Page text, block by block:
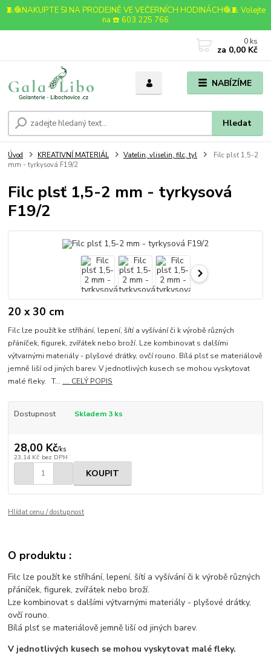
🧵🧶NAKUPTE SI NA PRODEJNĚ VE VEČERNÍCH HODINÁCH🧶🧵 Volejte
na ☎️ 603 225 766
NABÍZÍME
Hledat
0 ks
za 0,00 Kč
Úvod KREATIVNÍ MATERIÁL Vatelin, vliselin, filc, tyl
Filc plsť 1,5-2
mm - tyrkysová F19/2
Filc plsť 1,5-2 mm - tyrkysová
F19/2
20 x 30 cm
Filc lze použít ke stříhání, lepení, šítí a vyšívání či k výrobě různých
přáníček, figurek, zvířátek nebo broží. Lze kombinovat s dalšími
výtvarnými materiály - plyšové drátky, ovčí rouno. Bílá plsť se materiálově
jemně liší od jiných barev. V jednotlivých kusech se mohou vyskytovat
malé fleky. T... .... CELÝ POPIS
Dostupnost Skladem 3 ks
28,00 Kč/ks
23,14 Kč bez DPH
KOUPIT
Hlídat cenu / dostupnost
O produktu :
Filc lze použít ke stříhání, lepení, šítí a vyšívání či k výrobě různých
přáníček, figurek, zvířátek nebo broží.
Lze kombinovat s dalšími výtvarnými materiály - plyšové drátky,
ovčí rouno.
Bílá plsť se materiálově jemně liší od jiných barev.
V jednotlivých kusech se mohou vyskytovat malé fleky.